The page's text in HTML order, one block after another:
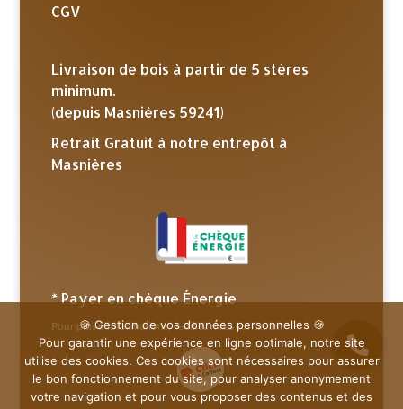
CGV
Livraison de bois à partir de 5 stères
minimum.
(depuis Masnières 59241)
Retrait Gratuit à notre entrepôt à
Masnières
* Payer en chèque Énergie
Pour plus d’informations, veuillez nous contacter.
🍪 Gestion de vos données personnelles 🍪
Pour garantir une expérience en ligne optimale, notre site
utilise des cookies. Ces cookies sont nécessaires pour assurer
le bon fonctionnement du site, pour analyser anonymement
votre navigation et pour vous proposer des contenus et des